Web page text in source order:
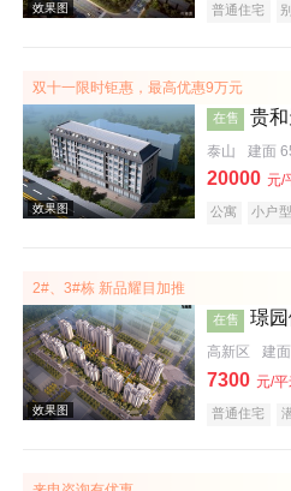
普通住宅
双十一限时钜惠，最高优惠9万元
在售 贵
泰山 建面
20000 元/
公寓 小户型
2#、3#栋 新品耀目加推
在售 璟
高新区 建
7300 元/
普通住宅